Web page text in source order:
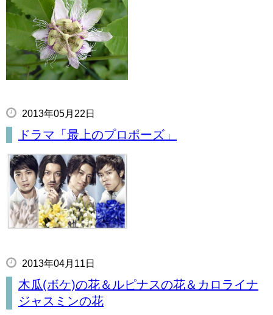
2013年05月22日
ドラマ「最上のプロポーズ」
2013年04月11日
木瓜(ボケ)の花＆ルピナスの花＆カロライナ
ジャスミンの花